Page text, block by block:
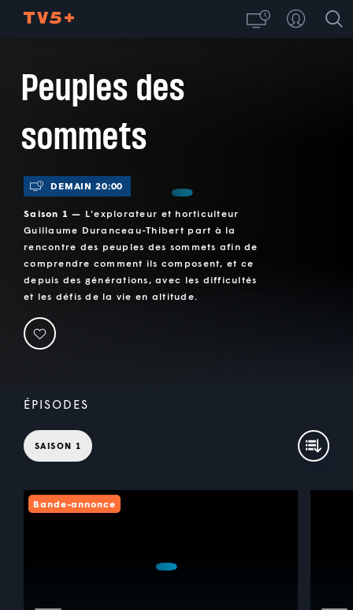
Peuples des
sommets
DEMAIN 20:00
Saison 1 — L'explorateur et horticulteur
Guillaume Duranceau-Thibert part à la
rencontre des peuples des sommets afin de
comprendre comment ils composent, et ce
depuis des générations, avec les difficultés
et les défis de la vie en altitude.
ÉPISODES
SAISON 1
Bande-annonce